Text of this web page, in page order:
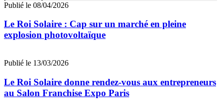
Publié le 08/04/2026
Le Roi Solaire : Cap sur un marché en pleine
explosion photovoltaïque
Publié le 13/03/2026
Le Roi Solaire donne rendez-vous aux entrepreneurs
au Salon Franchise Expo Paris